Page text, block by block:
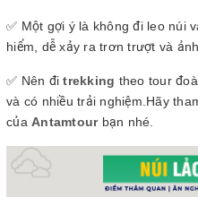
✅ Một gợi ý là không đi leo núi
hiểm, dễ xảy ra trơn trượt và
✅ Nên đitrekking theo tour
và có nhiều trải nghiệm.Hãy
của Antamtourbạn nhé.